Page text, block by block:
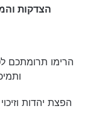
הצדקות
הרימו תרומתכם
הפצת יהדות